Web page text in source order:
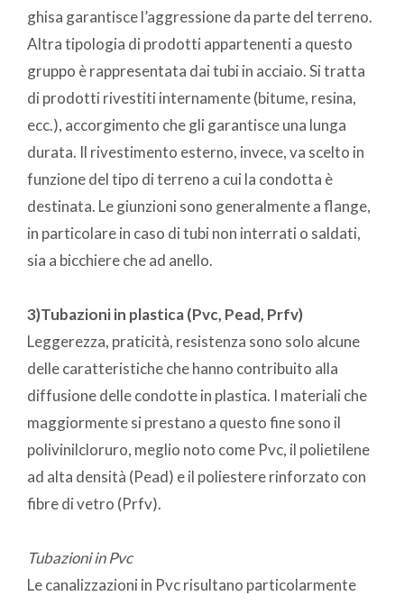
ghisa garantisce l’aggressione da parte del terreno.
Altra tipologia di prodotti appartenenti a questo
gruppo è rappresentata dai tubi in acciaio. Si tratta
di prodotti rivestiti internamente (bitume, resina,
ecc.), accorgimento che gli garantisce una lunga
durata. Il rivestimento esterno, invece, va scelto in
funzione del tipo di terreno a cui la condotta è
destinata. Le giunzioni sono generalmente a flange,
in particolare in caso di tubi non interrati o saldati,
sia a bicchiere che ad anello.
3)Tubazioni in plastica (Pvc, Pead, Prfv)
Leggerezza, praticità, resistenza sono solo alcune
delle caratteristiche che hanno contribuito alla
diffusione delle condotte in plastica. I materiali che
maggiormente si prestano a questo fine sono il
polivinilcloruro, meglio noto come Pvc, il polietilene
ad alta densità (Pead) e il poliestere rinforzato con
fibre di vetro (Prfv).
Tubazioni in Pvc
Le canalizzazioni in Pvc risultano particolarmente